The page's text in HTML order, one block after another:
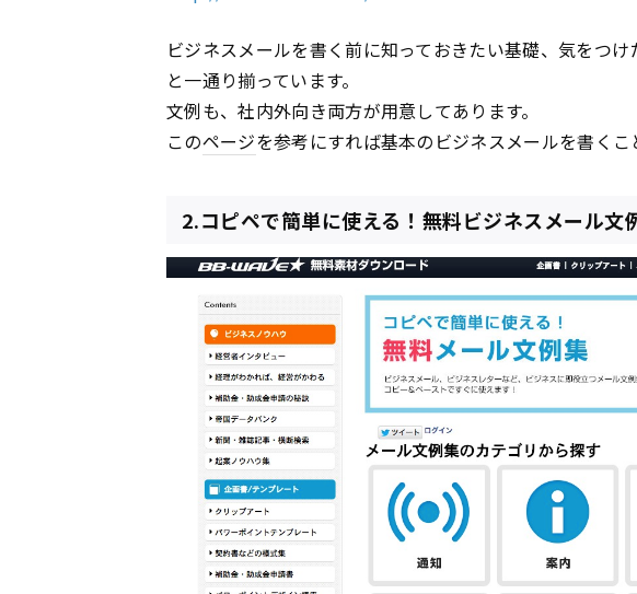
ビジネスメールを書く前に知っておきたい基礎、気をつ
と一通り揃っています。
文例も、社内外向き両方が用意してあります。
このページを参考にすれば基本のビジネスメールを書くこ
2.コピペで簡単に使える！無料ビジネスメール文